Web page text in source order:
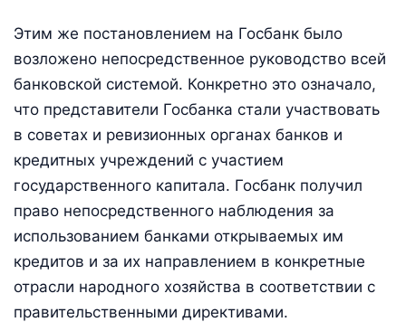
Этим же постановлением на Госбанк было
возложено непосредственное руководство всей
банковской системой. Конкретно это означало,
что представители Госбанка стали участвовать
в советах и ревизионных органах банков и
кредитных учреждений с участием
государственного капитала. Госбанк получил
право непосредственного наблюдения за
использованием банками открываемых им
кредитов и за их направлением в конкретные
отрасли народного хозяйства в соответствии с
правительственными директивами.